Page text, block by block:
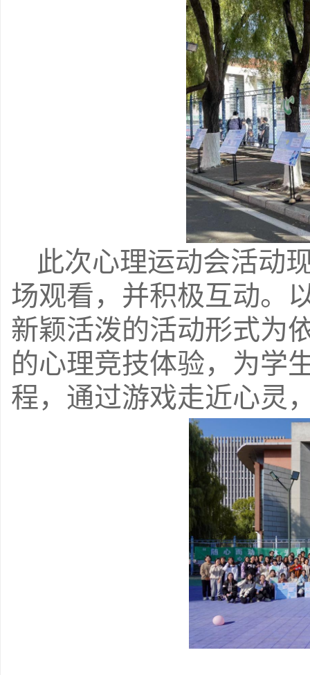
此次心理运动会活动
场观看，并积极互动。
新颖活泼的活动形式为
的心理竞技体验，为学
程，通过游戏走近心灵